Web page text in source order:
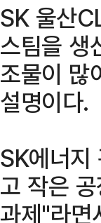
SK 울산
스팀을 생
조물이 많
설명이다.
SK에너
고 작은
과제"라면